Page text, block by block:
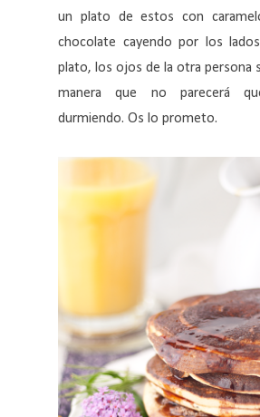
un plato de estos con
chocolate cayendo por los
plato, los ojos de la otra persona
manera que no parecerá
durmiendo. Os lo prometo.